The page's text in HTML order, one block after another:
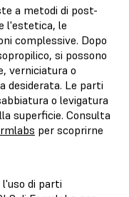
a metodi di post-
l'estetica, le
complessive. Dopo
si possono
verniciatura o
desiderata. Le parti
o levigatura
superficie. Consulta
per scoprirne
l'uso di parti